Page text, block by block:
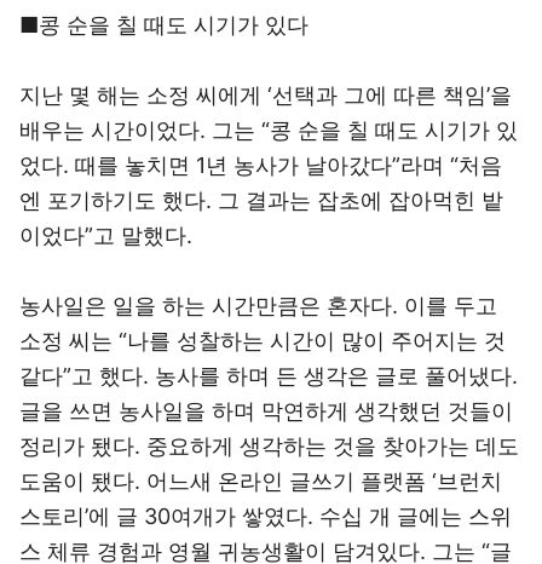
■콩 순을 칠 때도 시기가 있다
지난 몇 해는 소정 씨에게 ‘선택과 그에 따른 책임’을
배우는 시간이었다. 그는 “콩 순을 칠 때도 시기가 있
었다. 때를 놓치면 1년 농사가 날아갔다”라며 “처음
엔 포기하기도 했다. 그 결과는 잡초에 잡아먹힌 밭
이었다”고 말했다.
농사일은 일을 하는 시간만큼은 혼자다. 이를 두고
소정 씨는 “나를 성찰하는 시간이 많이 주어지는 것
같다”고 했다. 농사를 하며 든 생각은 글로 풀어냈다.
글을 쓰면 농사일을 하며 막연하게 생각했던 것들이
정리가 됐다. 중요하게 생각하는 것을 찾아가는 데도
도움이 됐다. 어느새 온라인 글쓰기 플랫폼 ‘브런치
스토리’에 글 30여개가 쌓였다. 수십 개 글에는 스위
스 체류 경험과 영월 귀농생활이 담겨있다. 그는 “글